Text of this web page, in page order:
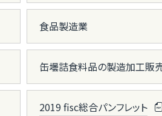
食品製造業
缶壜詰食料品の製造加工販
2019 fisc総合パンフレット